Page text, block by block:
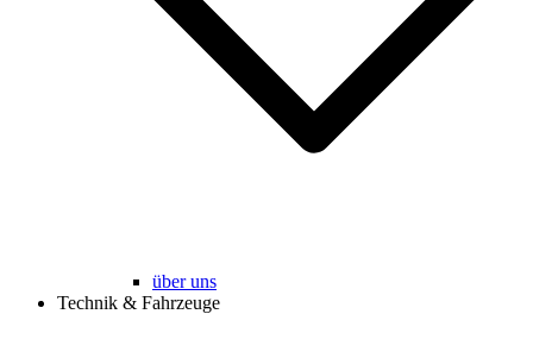
über uns
Technik & Fahrzeuge